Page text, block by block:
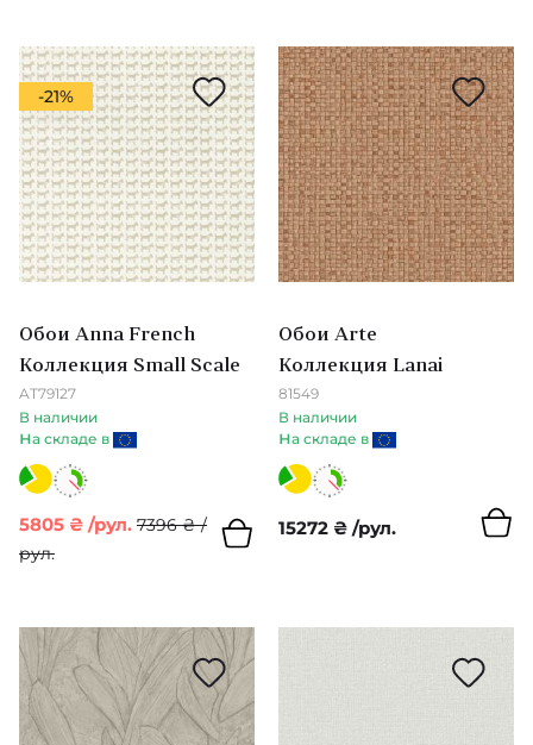
Мятный
Пудровый
Горчичный
Болотный
Фисташковый
Rasch
S
S. Harris
Sanderson
Sangiorgio
Scion
SketchTwenty3
Thibaut
Tiffany Designs
Constantina Damask
Cotswolds Manor
History of Art
Garda
Attico
Сarden of Eden & Spirit and Soul
Discovery
Guess Who
Japandi & Noukku & Nuevo
Colour
Colour 2
-21%
Обои Anna French
Коллекция Small Scale
AT79127
В наличии
на складе в
5805 ₴ /рул. 7396₴/
рул.
Обои Arte
Коллекция Lanai
81549
В наличии
на складе в
15272 ₴ /рул.